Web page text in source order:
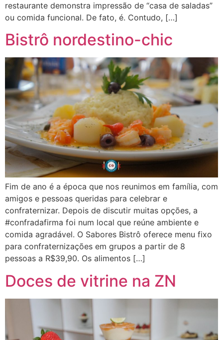
restaurante demonstra impressão de “casa de saladas”
ou comida funcional. De fato, é. Contudo, […]
Bistrô nordestino-chic
Fim de ano é a época que nos reunimos em família, com
amigos e pessoas queridas para celebrar e
confraternizar. Depois de discutir muitas opções, a
#confradafirma foi num local que reúne ambiente e
comida agradável. O Sabores Bistrô oferece menu fixo
para confraternizações em grupos a partir de 8
pessoas a R$39,90. Os alimentos […]
Doces de vitrine na ZN